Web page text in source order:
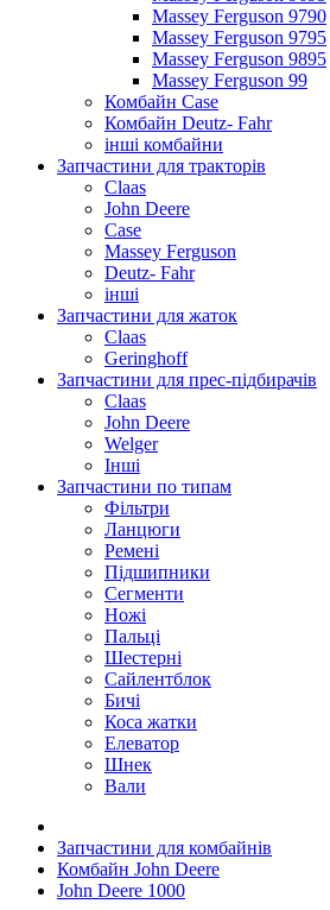
Massey Ferguson 9790
Massey Ferguson 9795
Massey Ferguson 9895
Massey Ferguson 99
Комбайн Case
Комбайн Deutz- Fahr
інші комбайни
Запчастини для тракторів
Claas
John Deere
Case
Massey Ferguson
Deutz- Fahr
інші
Запчастини для жаток
Claas
Geringhoff
Запчастини для прес-підбирачів
Claas
John Deere
Welger
Інші
Запчастини по типам
Фільтри
Ланцюги
Ремені
Підшипники
Сегменти
Ножі
Пальці
Шестерні
Сайлентблок
Бичі
Коса жатки
Елеватор
Шнек
Вали
Запчастини для комбайнів
Комбайн John Deere
John Deere 1000